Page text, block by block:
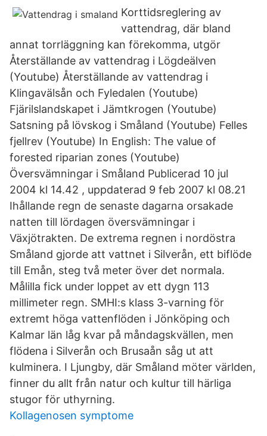
Korttidsreglering av
vattendrag, där bland
annat torrläggning kan förekomma, utgör
Återställande av vattendrag i Lögdeälven
(Youtube) Återställande av vattendrag i
Klingavälsån och Fyledalen (Youtube)
Fjärilslandskapet i Jämtkrogen (Youtube)
Satsning på lövskog i Småland (Youtube) Felles
fjellrev (Youtube) In English: The value of
forested riparian zones (Youtube)
Översvämningar i Småland Publicerad 10 jul
2004 kl 14.42 , uppdaterad 9 feb 2007 kl 08.21
Ihållande regn de senaste dagarna orsakade
natten till lördagen översvämningar i
Växjötrakten. De extrema regnen i nordöstra
Småland gjorde att vattnet i Silverån, ett biflöde
till Emån, steg två meter över det normala.
Målilla fick under loppet av ett dygn 113
millimeter regn. SMHI:s klass 3-varning för
extremt höga vattenflöden i Jönköping och
Kalmar län låg kvar på måndagskvällen, men
flödena i Silverån och Brusaån såg ut att
kulminera. I Ljungby, där Småland möter världen,
finner du allt från natur och kultur till härliga
stugor för uthyrning.
Kollagenosen symptome